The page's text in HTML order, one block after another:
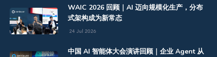
WAIC 2026 回顾｜AI 迈向规模化生产，分布
式架构成为新常态
24 Jul 2026
中国 AI 智能体大会演讲回顾｜企业 Agent 从